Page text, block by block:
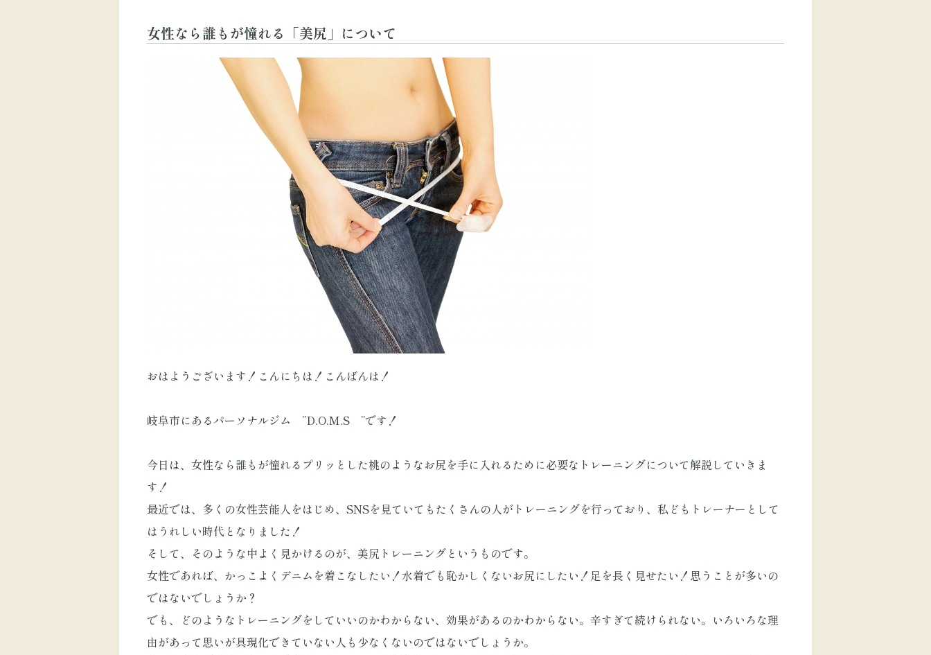
女性なら誰もが憧れる「美尻」について
おはようございます！こんにちは！こんばんは！
岐阜市にあるパーソナルジム ”D.O.M.S ”です！
今日は、女性なら誰もが憧れるプリッとした桃のようなお尻を手に入れるために必要なトレーニングについて解説していきま
す！
最近では、多くの女性芸能人をはじめ、SNSを見ていてもたくさんの人がトレーニングを行っており、私どもトレーナーとして
はうれしい時代となりました！
そして、そのような中よく見かけるのが、美尻トレーニングというものです。
女性であれば、かっこよくデニムを着こなしたい！水着でも恥かしくないお尻にしたい！足を長く見せたい！思うことが多いの
ではないでしょうか？
でも、どのようなトレーニングをしていいのかわからない、効果があるのかわからない。辛すぎて続けられない。いろいろな理
由があって思いが具現化できていない人も少なくないのではないでしょうか。